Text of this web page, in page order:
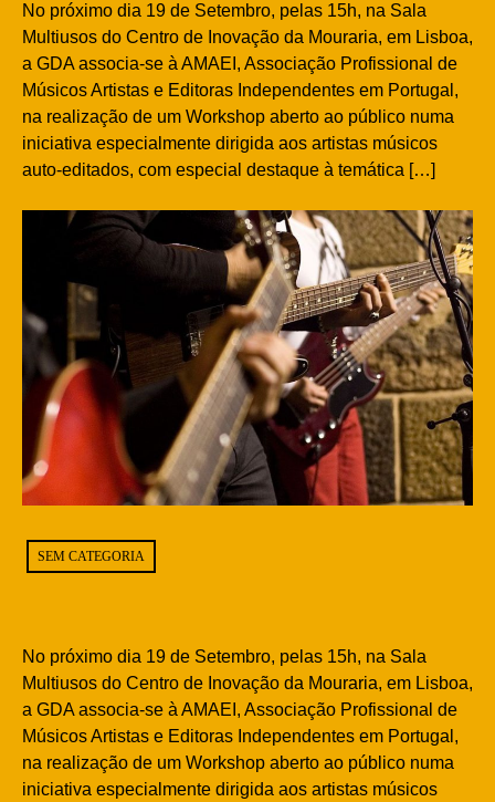
No próximo dia 19 de Setembro, pelas 15h, na Sala
Multiusos do Centro de Inovação da Mouraria, em Lisboa,
a GDA associa-se à AMAEI, Associação Profissional de
Músicos Artistas e Editoras Independentes em Portugal,
na realização de um Workshop aberto ao público numa
iniciativa especialmente dirigida aos artistas músicos
auto-editados, com especial destaque à temática […]
SEM CATEGORIA
No próximo dia 19 de Setembro, pelas 15h, na Sala
Multiusos do Centro de Inovação da Mouraria, em Lisboa,
a GDA associa-se à AMAEI, Associação Profissional de
Músicos Artistas e Editoras Independentes em Portugal,
na realização de um Workshop aberto ao público numa
iniciativa especialmente dirigida aos artistas músicos